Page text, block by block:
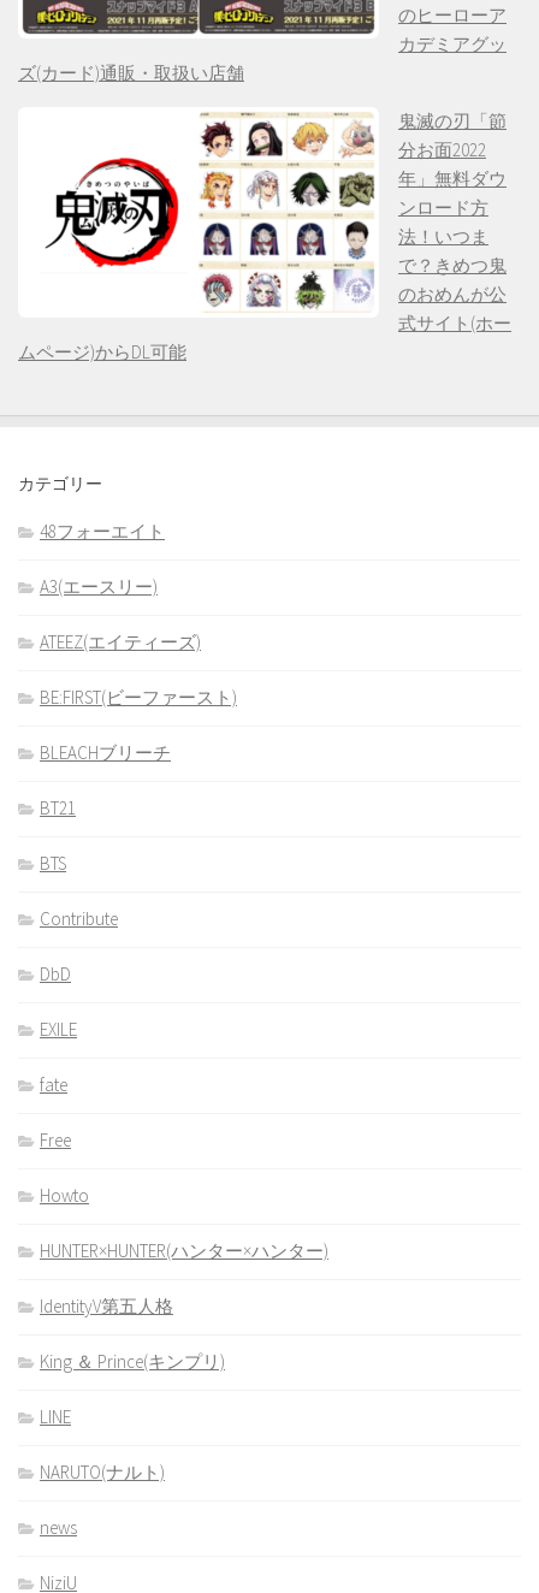
のヒーローア
カデミアグッ
ズ(カード)通販・取扱い店舗
鬼滅の刃「節
分お面2022
年」無料ダウ
ンロード方
法！いつま
で？きめつ鬼
のおめんが公
式サイト(ホー
ムページ)からDL可能
カテゴリー
48フォーエイト
A3(エースリー)
ATEEZ(エイティーズ)
BE:FIRST(ビーファースト)
BLEACHブリーチ
BT21
BTS
Contribute
DbD
EXILE
fate
Free
Howto
HUNTER×HUNTER(ハンター×ハンター)
IdentityV第五人格
King ＆ Prince(キンプリ)
LINE
NARUTO(ナルト)
news
NiziU